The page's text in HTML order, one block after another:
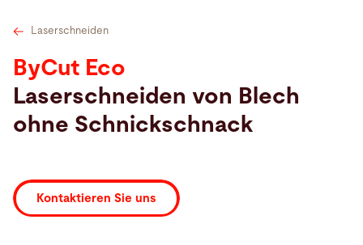
Newsroom
Unternehmen
Suche
Laserschneiden
ByCut Eco
Laserschneiden von Blech
ohne Schnickschnack
Kontaktieren Sie uns